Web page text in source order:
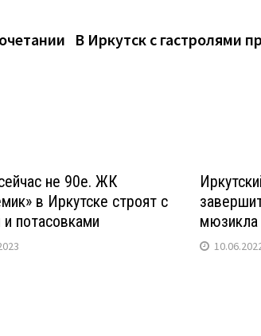
В Иркутск с гастролями
не 90е. ЖК
в Иркутске строят с
и потасовками